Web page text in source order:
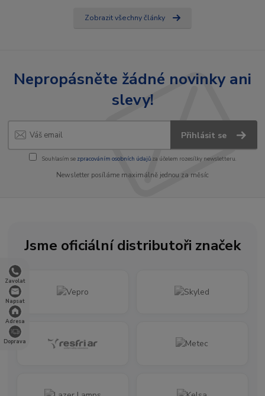
Zavolat
Napsat
Adresa
Doprava
Zobrazit všechny články
Nepropásněte žádné novinky ani
slevy!
Přihlásit se
Souhlasím se zpracováním osobních údajůza účelem rozesílky newsletteru.
Newsletter posíláme maximálně jednou za měsíc
Jsme oficiální distributoři značek